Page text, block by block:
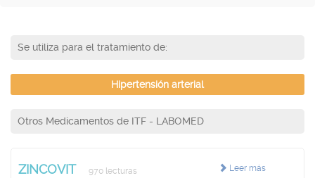
Se utiliza para el tratamiento de:
Hipertensión arterial
Otros Medicamentos de ITF - LABOMED
Leer más
ZINCOVIT 970 lecturas